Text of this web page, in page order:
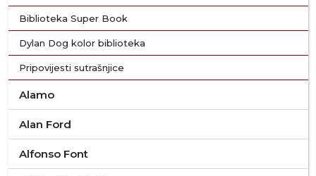
Biblioteka Super Book
Dylan Dog kolor biblioteka
Pripovijesti sutrašnjice
Alamo
Alan Ford
Alfonso Font